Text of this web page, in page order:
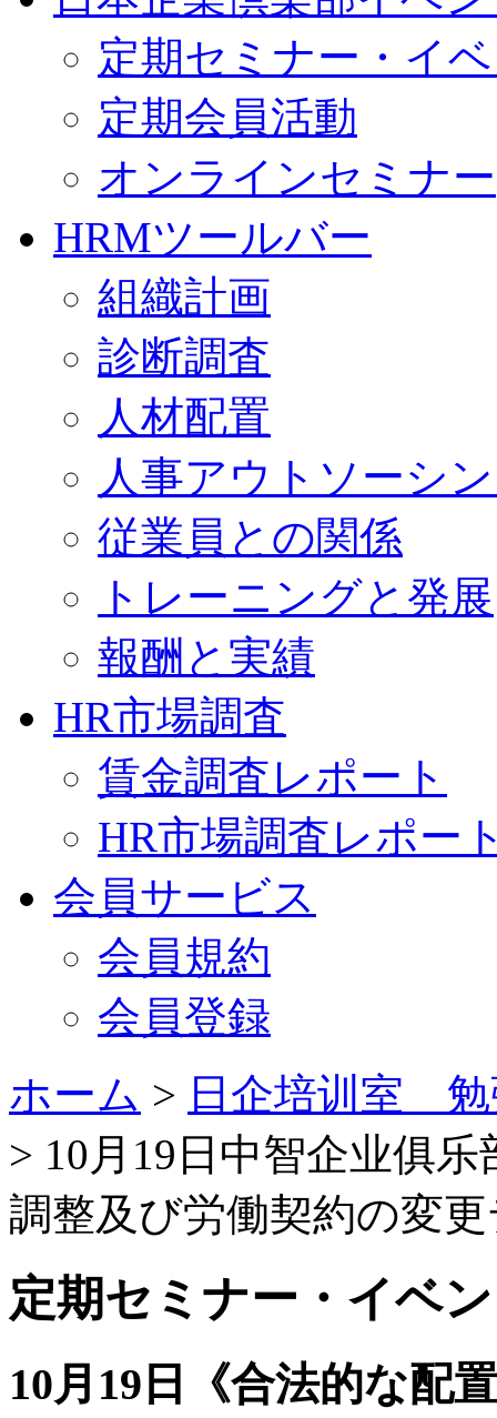
定期セミナー・イ
定期会員活動
オンラインセミナー
HRMツールバー
組織計画
診断調査
人材配置
人事アウトソーシ
従業員との関係
トレーニングと発展
報酬と実績
HR市場調査
賃金調査レポート
HR市場調査レポー
会員サービス
会員規約
会員登録
ホーム > 日企培训室 勉
> 10月19日中智企业俱
調整及び労働契約の変
定期セミナー・イベ
10月19日《合法的な配